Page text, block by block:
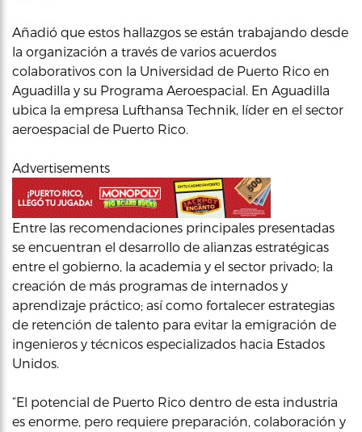
Añadió que estos hallazgos se están trabajando desde
la organización a través de varios acuerdos
colaborativos con la Universidad de Puerto Rico en
Aguadilla y su Programa Aeroespacial. En Aguadilla
ubica la empresa Lufthansa Technik, líder en el sector
aeroespacial de Puerto Rico.
Advertisements
Entre las recomendaciones principales presentadas
se encuentran el desarrollo de alianzas estratégicas
entre el gobierno, la academia y el sector privado; la
creación de más programas de internados y
aprendizaje práctico; así como fortalecer estrategias
de retención de talento para evitar la emigración de
ingenieros y técnicos especializados hacia Estados
Unidos.
“El potencial de Puerto Rico dentro de esta industria
es enorme, pero requiere preparación, colaboración y